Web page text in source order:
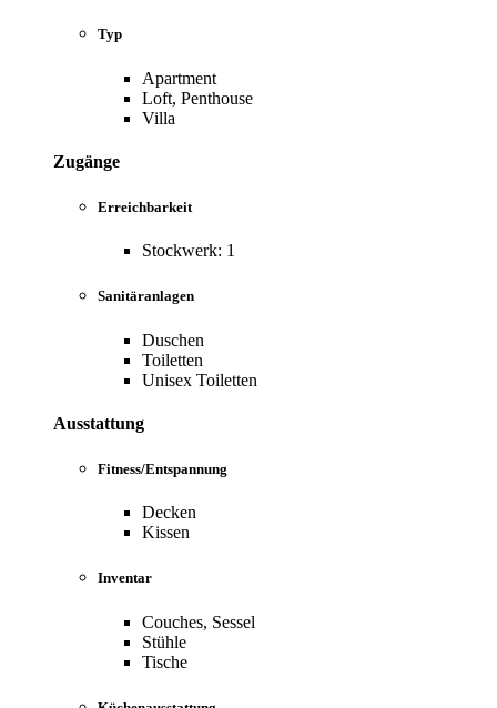
Typ
Apartment
Loft, Penthouse
Villa
Zugänge
Erreichbarkeit
Stockwerk: 1
Sanitäranlagen
Duschen
Toiletten
Unisex Toiletten
Ausstattung
Fitness/Entspannung
Decken
Kissen
Inventar
Couches, Sessel
Stühle
Tische